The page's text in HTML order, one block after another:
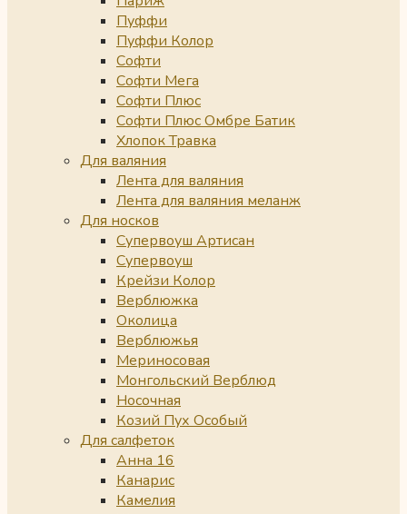
Пуффи
Пуффи Колор
Софти
Софти Мега
Софти Плюс
Софти Плюс Омбре Батик
Хлопок Травка
Для валяния
Лента для валяния
Лента для валяния меланж
Для носков
Супервоуш Артисан
Супервоуш
Крейзи Колор
Верблюжка
Околица
Верблюжья
Мериносовая
Монгольский Верблюд
Носочная
Козий Пух Особый
Для салфеток
Анна 16
Канарис
Камелия